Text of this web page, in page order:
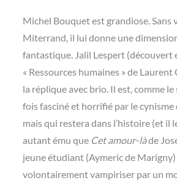
Michel Bouquet est grandiose. Sans
Miterrand, il lui donne une
fantastique. Jalil Lespert (découvert
« Ressources humaines » de
la réplique avec brio. Il est, comme le
fois fasciné et horrifié par le cynisme
mais qui restera dans l’histoire (et il
autant ému que Cet amour-làde
jeune étudiant (Aymeric de
volontairement vampiriser par un